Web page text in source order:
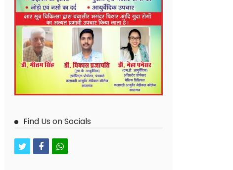
Find Us on Socials
twitterfacebookwhatsapp